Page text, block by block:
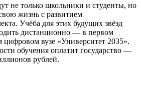
не только школьники и студенты, но
жизнь с развитием
Учёба для этих будущих звёзд
дистанционно — в первом
цифровом вузе «Университет 2035».
обучения оплатит государство —
рублей.